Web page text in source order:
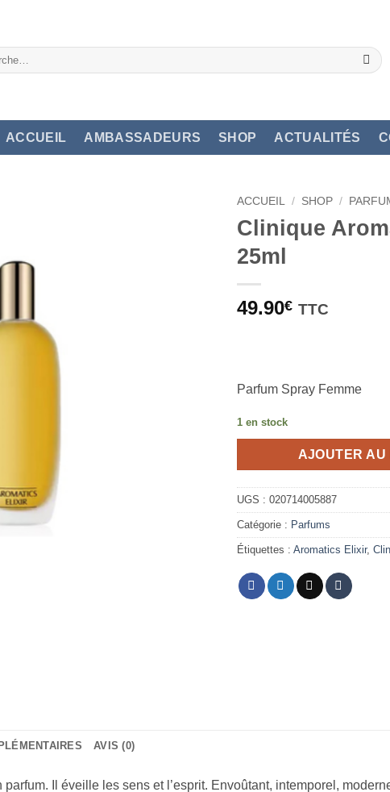
ACCUEIL AMBASSADEURS SHOP ACTUALITÉS
ACCUEIL / SHOP /
Clinique
25ml
49.90€ TTC
Parfum Spray Femme
1 en stock
AJOUTER AU
UGS : 020714005887
Catégorie : Parfums
Étiquettes : Aromatics Elixir,
AVIS (0)
Il éveille les sens et l’esprit. Envoûtant, intemporel,